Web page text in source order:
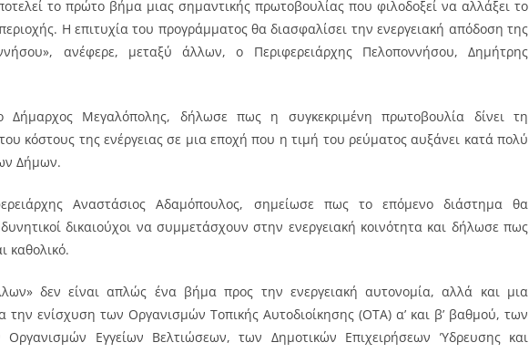
το πρώτο βήμα μιας σημαντικής πρωτοβουλίας που φιλοδοξεί να αλλάξει το
H επιτυχία του προγράμματος θα διασφαλίσει την ενεργειακή απόδοση της
ανέφερε, μεταξύ άλλων, ο Περιφερειάρχης Πελοποννήσου, Δημήτρης
Μεγαλόπολης, δήλωσε πως η συγκεκριμένη πρωτοβουλία δίνει τη
κόστους της ενέργειας σε μια εποχή που η τιμή του ρεύματος αυξάνει κατά πολύ
Δήμων.
Αναστάσιος Αδαμόπουλος, σημείωσε πως το επόμενο διάστημα θα
δικαιούχοι να συμμετάσχουν στην ενεργειακή κοινότητα και δήλωσε πως
καθολικό.
δεν είναι απλώς ένα βήμα προς την ενεργειακή αυτονομία, αλλά και μια
την ενίσχυση των Οργανισμών Τοπικής Αυτοδιοίκησης (ΟΤΑ) α’ και β’ βαθμού, των
Οργανισμών Εγγείων Βελτιώσεων, των Δημοτικών Επιχειρήσεων Ύδρευσης και